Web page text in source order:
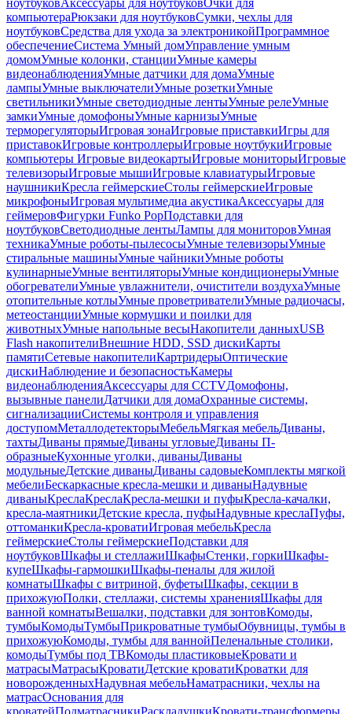
ноутбуковАксессуары для ноутбуковОчки для
компьютераРюкзаки для ноутбуковСумки, чехлы для
ноутбуковСредства для ухода за электроникойПрограммное
обеспечениеСистема Умный домУправление умным
домомУмные колонки, станцииУмные камеры
видеонаблюденияУмные датчики для домаУмные
лампыУмные выключателиУмные розеткиУмные
светильникиУмные светодиодные лентыУмные релеУмные
замкиУмные домофоныУмные карнизыУмные
терморегуляторыИгровая зонаИгровые приставкиИгры для
приставокИгровые контроллерыИгровые ноутбукиИгровые
компьютеры Игровые видеокартыИгровые мониторыИгровые
телевизорыИгровые мышиИгровые клавиатурыИгровые
наушникиКресла геймерскиеСтолы геймерскиеИгровые
микрофоныИгровая мультимедиа акустикаАксессуары для
геймеровФигурки Funko PopПодставки для
ноутбуковСветодиодные лентыЛампы для мониторовУмная
техникаУмные роботы-пылесосыУмные телевизорыУмные
стиральные машиныУмные чайникиУмные роботы
кулинарныеУмные вентиляторыУмные кондиционерыУмные
обогревателиУмные увлажнители, очистители воздухаУмные
отопительные котлыУмные проветривателиУмные радиочасы,
метеостанцииУмные кормушки и поилки для
животныхУмные напольные весыНакопители данныхUSB
Flash накопителиВнешние HDD, SSD дискиКарты
памятиСетевые накопителиКартридерыОптические
дискиНаблюдение и безопасностьКамеры
видеонаблюденияАксессуары для CCTVДомофоны,
вызывные панелиДатчики для домаОхранные системы,
сигнализацииСистемы контроля и управления
доступомМеталлодетекторыМебельМягкая мебельДиваны,
тахтыДиваны прямыеДиваны угловыеДиваны П-
образныеКухонные уголки, диваныДиваны
модульныеДетские диваныДиваны садовыеКомплекты мягкой
мебелиБескаркасные кресла-мешки и диваныНадувные
диваныКреслаКреслаКресла-мешки и пуфыКресла-качалки,
кресла-маятникиДетские кресла, пуфыНадувные креслаПуфы,
оттоманкиКресла-кроватиИгровая мебельКресла
геймерскиеСтолы геймерскиеПодставки для
ноутбуковШкафы и стеллажиШкафыСтенки, горкиШкафы-
купеШкафы-гармошкиШкафы-пеналы для жилой
комнатыШкафы с витриной, буфетыШкафы, секции в
прихожуюПолки, стеллажи, системы храненияШкафы для
ванной комнатыВешалки, подставки для зонтовКомоды,
тумбыКомодыТумбыПрикроватные тумбыОбувницы, тумбы в
прихожуюКомоды, тумбы для ваннойПеленальные столики,
комодыТумбы под ТВКомоды пластиковыеКровати и
матрасыМатрасыКроватиДетские кроватиКроватки для
новорожденныхНадувная мебельНаматрасники, чехлы на
матрасОснования для
кроватейПодматрасникиРаскладушкиКровати-трансформеры,